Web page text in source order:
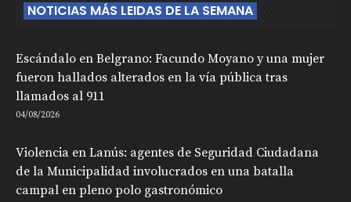
NOTICIAS MÁS LEIDAS DE LA SEMANA
Escándalo en Belgrano: Facundo Moyano y una mujer
fueron hallados alterados en la vía pública tras
llamados al 911
04/08/2026
Violencia en Lanús: agentes de Seguridad Ciudadana
de la Municipalidad involucrados en una batalla
campal en pleno polo gastronómico